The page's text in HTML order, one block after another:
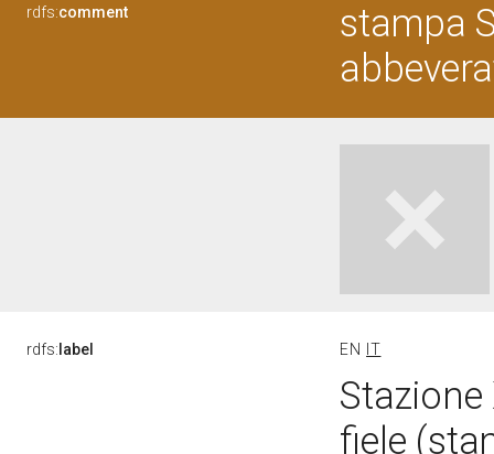
rdfs:comment
stampa
rdfs: label EN IT
fiele